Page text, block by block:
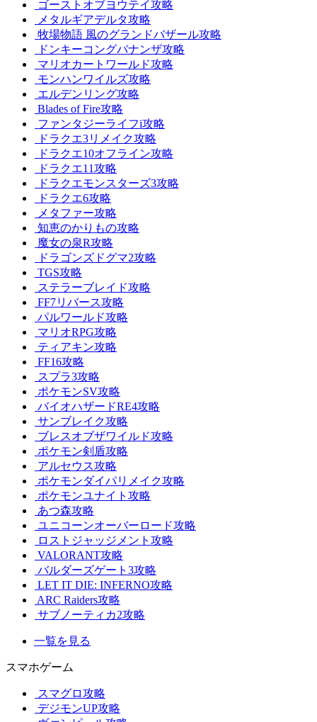
ゴーストオブヨウテイ攻略
メタルギアデルタ攻略
牧場物語 風のグランドバザール攻略
ドンキーコングバナンザ攻略
マリオカートワールド攻略
モンハンワイルズ攻略
エルデンリング攻略
Blades of Fire攻略
ファンタジーライフi攻略
ドラクエ3リメイク攻略
ドラクエ10オフライン攻略
ドラクエ11攻略
ドラクエモンスターズ3攻略
ドラクエ6攻略
メタファー攻略
知恵のかりもの攻略
魔女の泉R攻略
ドラゴンズドグマ2攻略
TGS攻略
ステラーブレイド攻略
FF7リバース攻略
パルワールド攻略
マリオRPG攻略
ティアキン攻略
FF16攻略
スプラ3攻略
ポケモンSV攻略
バイオハザードRE4攻略
サンブレイク攻略
ブレスオブザワイルド攻略
ポケモン剣盾攻略
アルセウス攻略
ポケモンダイパリメイク攻略
ポケモンユナイト攻略
あつ森攻略
ユニコーンオーバーロード攻略
ロストジャッジメント攻略
VALORANT攻略
バルダーズゲート3攻略
LET IT DIE: INFERNO攻略
ARC Raiders攻略
サブノーティカ2攻略
一覧を見る
スマホゲーム
スマグロ攻略
デジモンUP攻略